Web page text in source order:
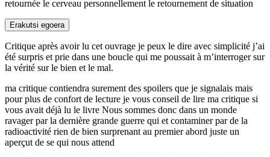
retournée le cerveau personnellement le retournement de situation
Erakutsi egoera
Critique après avoir lu cet ouvrage je peux le dire avec simplicité j’ai
été surpris et prie dans une boucle qui me poussait à m’interroger sur
la vérité sur le bien et le mal.
ma critique contiendra surement des spoilers que je signalais mais
pour plus de confort de lecture je vous conseil de lire ma critique si
vous avait déjà lu le livre Nous sommes donc dans un monde
ravager par la dernière grande guerre qui et contaminer par de la
radioactivité rien de bien surprenant au premier abord juste un
aperçut de se qui nous attend